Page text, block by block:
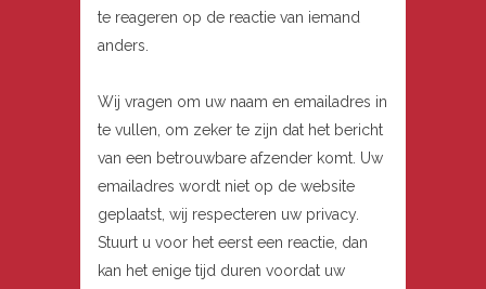
te reageren op de reactie van iemand
anders.
Wij vragen om uw naam en emailadres in
te vullen, om zeker te zijn dat het bericht
van een betrouwbare afzender komt. Uw
emailadres wordt niet op de website
geplaatst, wij respecteren uw privacy.
Stuurt u voor het eerst een reactie, dan
kan het enige tijd duren voordat uw